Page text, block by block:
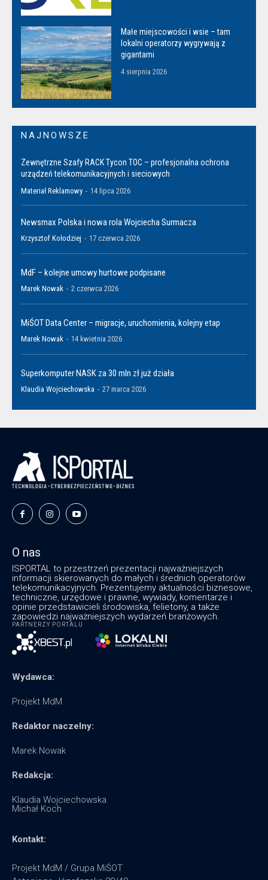
Małe miejscowości i wsie – tam
lokalni operatorzy wygrywają z
gigantami
4 sierpnia 2026
NAJNOWSZE
Zewnętrzne Szafy RACK Tycon TOC – profesjonalna ochrona
urządzeń telekomunikacyjnych i sieciowych
Materiał Reklamowy - 14 lipca 2026
Newsmax Polska i nowa rola Wojciecha Surmacza
Krzysztof Kołodziej - 17 czerwca 2026
MdF – kolejne umowy hurtowe podpisane
Marek Nowak - 2 czerwca 2026
MiŚOT Data Center – migracje, uruchomienia, kolejny etap
Marek Nowak - 14 kwietnia 2026
Superkomputer NASK za 30 mln zł już działa
Klaudia Wojciechowska - 27 marca 2026
O nas
ISPORTAL to przestrzeń prezentacji najważniejszych
informacji skierowanych do małych i średnich operatorów
telekomunikacyjnych. Prezentujemy aktualności biznesowe,
techniczne, urzędowe i prawne, wywiady, komentarze i
opinie przedstawicieli środowiska, felietony, a także
zapowiedzi najważniejszych wydarzeń branżowych.
PARTNERZY PORTALU
Wydawca:
Projekt MdM
Redaktor naczelny:
Marek Nowak
Redakcja:
Klaudia Wojciechowska
Michał Koch
Kontakt:
Projekt MdM / Grupa MiŚOT